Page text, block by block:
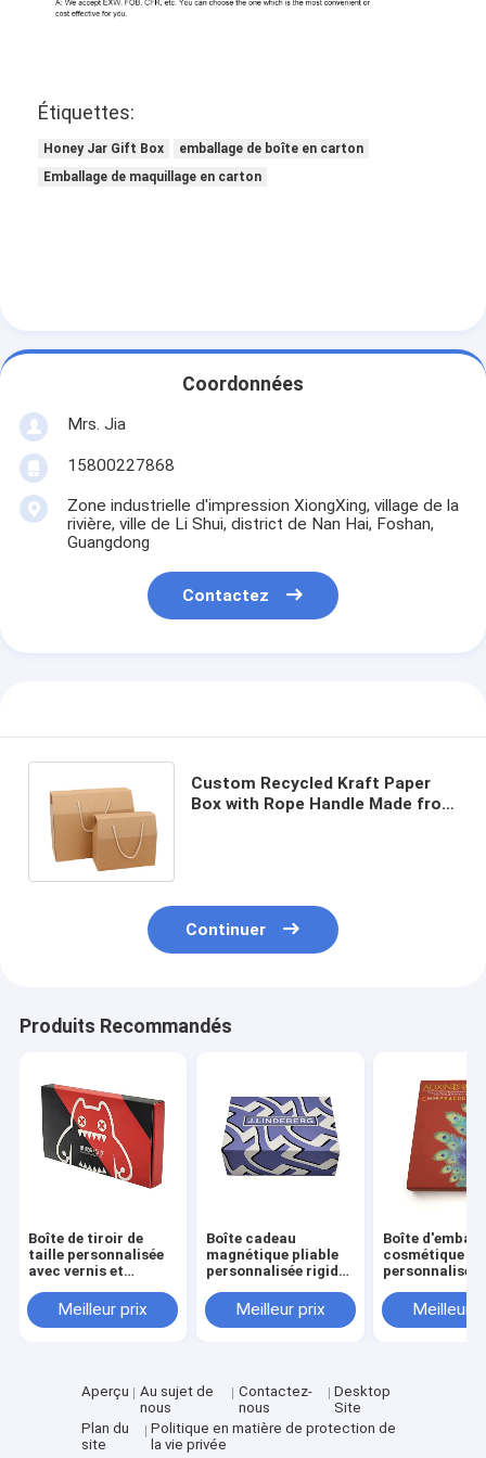
Étiquettes:
Honey Jar Gift Box
emballage de boîte en carton
Emballage de maquillage en carton
Coordonnées
Mrs. Jia
15800227868
Zone industrielle d'impression XiongXing, village de la
rivière, ville de Li Shui, district de Nan Hai, Foshan,
Guangdong
Contactez
Custom Recycled Kraft Paper
Box with Rope Handle Made from
Continuer
Produits Recommandés
Boîte de tiroir de
taille personnalisée
avec vernis et
mat pour emballage
cosmétique
Meilleur prix
Boîte cadeau
magnétique pliable
personnalisée rigide
3-7 jours de temps
d'échantillonnage et
Meilleur prix
Boîte
cosmétique à
personnalisé
et tempsMeilleur
Aperçu
Au sujet de
nous
Contactez-
nous
Desktop
Site
Plan du
site
Politique en matière de protection de
la vie privée